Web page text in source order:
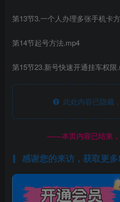
第13节3.一个人办理多张手机卡
第14节起号方法.mp4
第15节23.新号快速开通挂车权限
此处内容已隐藏
------本页内容已结束
感谢您的来访，获取更多